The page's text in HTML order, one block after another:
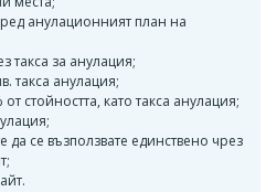
анулационният план на
такса за анулация;
такса анулация;
стойността, като такса анулация;
се възползвате единствено чрез